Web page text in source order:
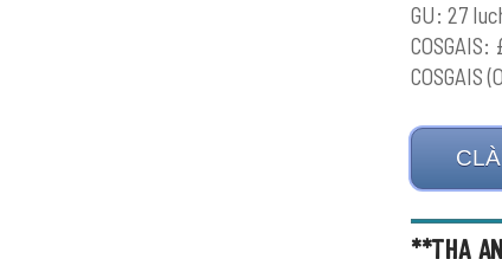
GU: 27
COSGAIS:
COSGAIS
**THA